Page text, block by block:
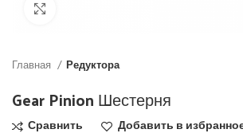
Главная Редуктора
Gear Pinion Шестерня
Сравнить Добавить в